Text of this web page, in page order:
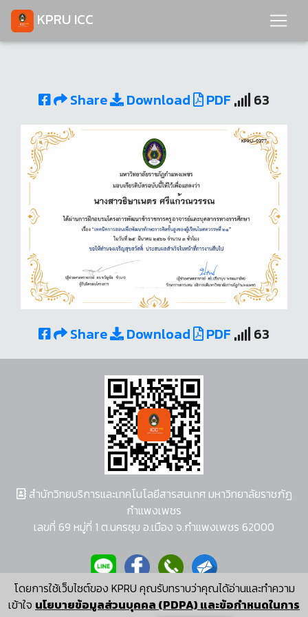
KPRU ICC
Share Download PDF 63
Share Download PDF 63
โดยการใช้เว็บไซต์ของ KPRU คุณรับทราบว่าคุณได้อ่านและทำความ
เข้าใจ นโยบายข้อมูลส่วนบุคคล (PDPA) และข้อกำหนดในการ
สำนักวิทยบริการและเทคโนโลยีสารสนเทศ มหาวิทยาลัยราชภัฏ
กำแพงเพชร
เลขที่ 69 หมู่ที่ 1 ต.นครชุม อ.เมือง จ.กำแพงเพชร 62000
ผู้พัฒนาระบบ อนุชา พวงผกา